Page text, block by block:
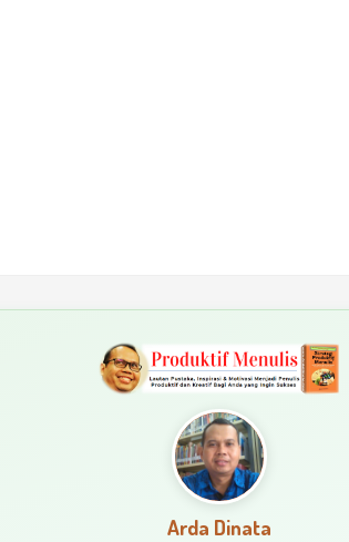
Arda Dinata